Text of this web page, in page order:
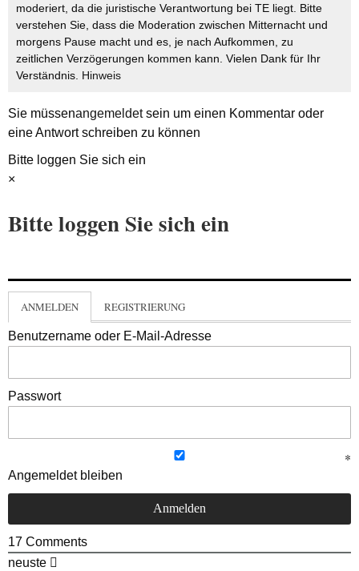
moderiert, da die juristische Verantwortung bei TE liegt. Bitte
verstehen Sie, dass die Moderation zwischen Mitternacht und
morgens Pause macht und es, je nach Aufkommen, zu
zeitlichen Verzögerungen kommen kann. Vielen Dank für Ihr
Verständnis. Hinweis
Sie müssenangemeldetsein um einen Kommentar oder
eine Antwort schreiben zu können
Bitte loggen Sie sich ein
×
Bitte loggen Sie sich ein
ANMELDEN REGISTRIERUNG
Benutzername oder E-Mail-Adresse
Passwort
Angemeldet bleiben
17 Comments
neuste